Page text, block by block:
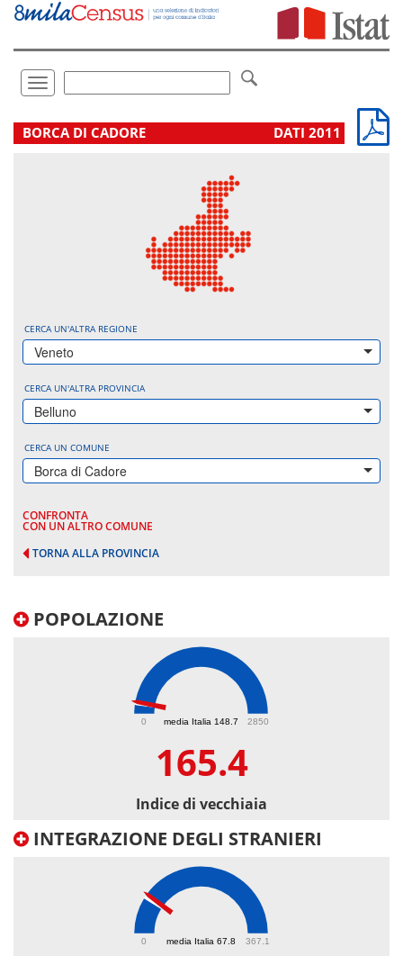
Vai
direttamente
Toggle
navigation
.
BORCA DI CADORE DATI 2011
CERCA UN'ALTRA REGIONE
Veneto
CERCA UN'ALTRA PROVINCIA
Belluno
CERCA UN COMUNE
Borca di Cadore
CONFRONTA
CON UN ALTRO COMUNE
TORNA ALLA PROVINCIA
POPOLAZIONE
media Italia 148.7
0 2850
165.4
Indice di vecchiaia
INTEGRAZIONE DEGLI STRANIERI
media Italia 67.8
0 367.1